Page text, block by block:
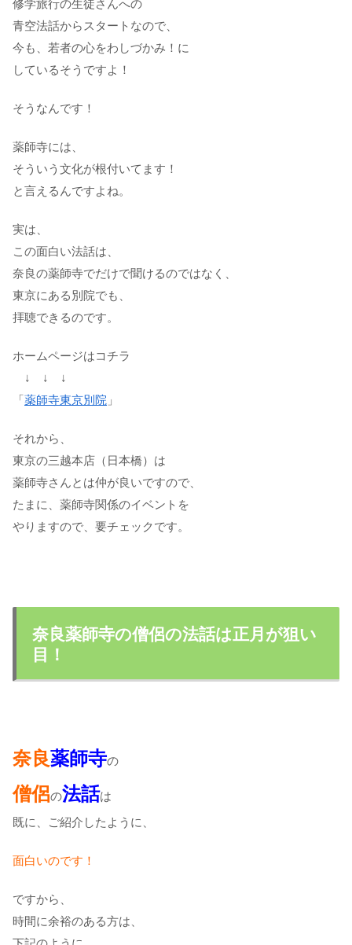
修学旅行の生徒さんへの
青空法話からスタートなので、
今も、若者の心をわしづかみ！に
しているそうですよ！
そうなんです！
薬師寺には、
そういう文化が根付いてます！
と言えるんですよね。
実は、
この面白い法話は、
奈良の薬師寺でだけで聞けるのではなく、
東京にある別院でも、
拝聴できるのです。
ホームページはコチラ
↓ ↓ ↓
「薬師寺東京別院 」
それから、
東京の三越本店（日本橋）は
薬師寺さんとは仲が良いですので、
たまに、薬師寺関係のイベントを
やりますので、要チェックです。
奈良薬師寺の僧侶の法話は正月が狙い
目！
奈良薬師寺の
僧侶の法話は
既に、ご紹介したように、
面白いのです！
ですから、
時間に余裕のある方は、